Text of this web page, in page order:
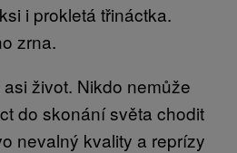
i prokletá třináctka.
zrna.
život. Nikdo nemůže
do skonání světa chodit
nevalný kvality a reprízy